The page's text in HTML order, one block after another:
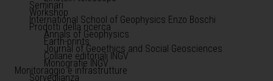
Seminari
Workshop
International School of Geophysics Enzo Boschi
Prodotti della ricerca
Annals of Geophysics
Earth-prints
Journal of Geoethics and Social Geosciences
Collane editoriali INGV
Monografie INGV
Monitoraggio e infrastrutture
Sorveglianza